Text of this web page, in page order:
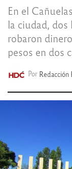
En el
la ciudad, dos
robaron
pesos en dos
Por Redacción